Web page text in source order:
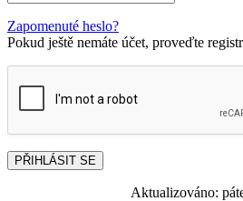
Zapomenuté heslo?
Pokud ještě nemáte účet, proveďte
PŘIHLÁSIT SE
Aktualizováno: